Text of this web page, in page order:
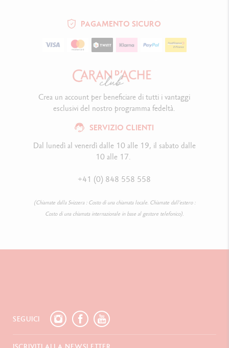
PAGAMENTO SICURO
SERVIZIO CLIENTI
Dal lunedì al venerdì dalle 10 alle 19, il sabato dalle
10 alle 17.
+41 (0) 848 558 558
(Chiamate dalla Svizzera : Costo di una chiamata locale. Chiamate dall’estero :
Costo di una chiamata internazionale in base al gestore telefonico).
Crea un account per beneficiare di tutti i vantaggi
esclusivi del nostro programma fedeltà.
SEGUICI